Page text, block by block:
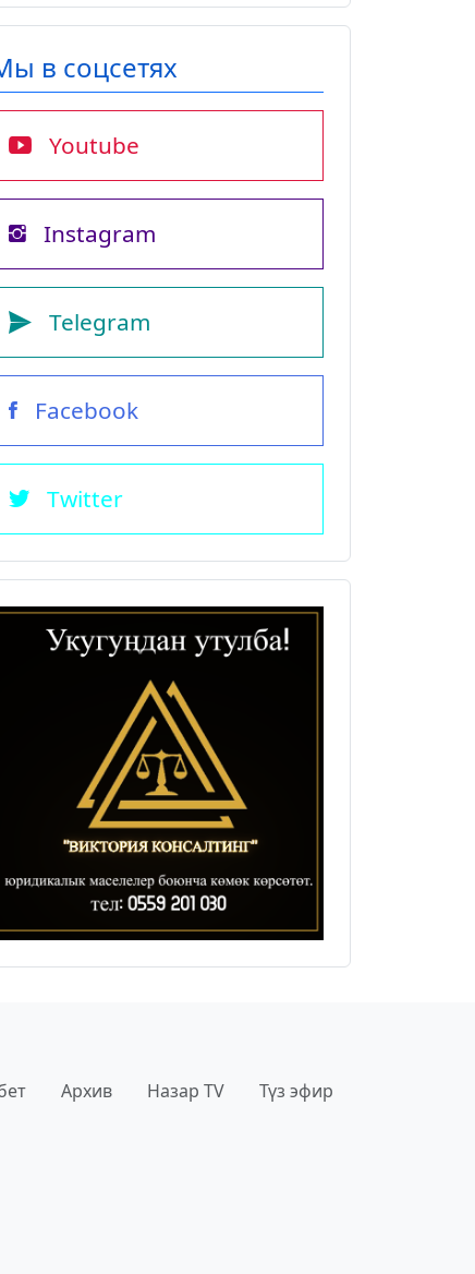
в соцсетях
Youtube
Instagram
Telegram
Facebook
Twitter
Архив Назар TV Түз эфир